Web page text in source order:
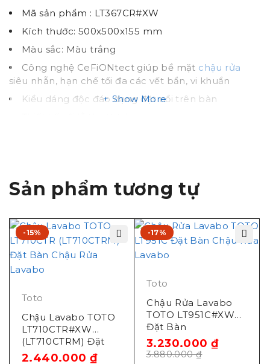
Mã sản phẩm : LT367CR#XW
Kích thước: 500x500x155 mm
Màu sắc: Màu trắng
Công nghệ CeFiONtect giúp bề mặt chậu rửa
siêu nhẵn, hạn chế tối đa các vết bẩn, vi khuẩn
Kiểu dáng độc đáo dạng đặt nổi trên bàn
Bản vẽ kích thước bồn
rửa mặt
TOTO LT367CR#XW
Show More
Sản phẩm tương tự
-15%
Toto
Chậu Lavabo TOTO
LT710CTR#XW
(LT710CTRM) Đặt
Bàn
2.440.000₫
-17%
Toto
Chậu Rửa Lavabo
TOTO LT951C#XW
Đặt Bàn
3.880.000₫
3.230.000₫